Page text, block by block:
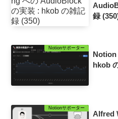
録
Notionサポーター
Notion
hkob
Notionサポーター
Alfred